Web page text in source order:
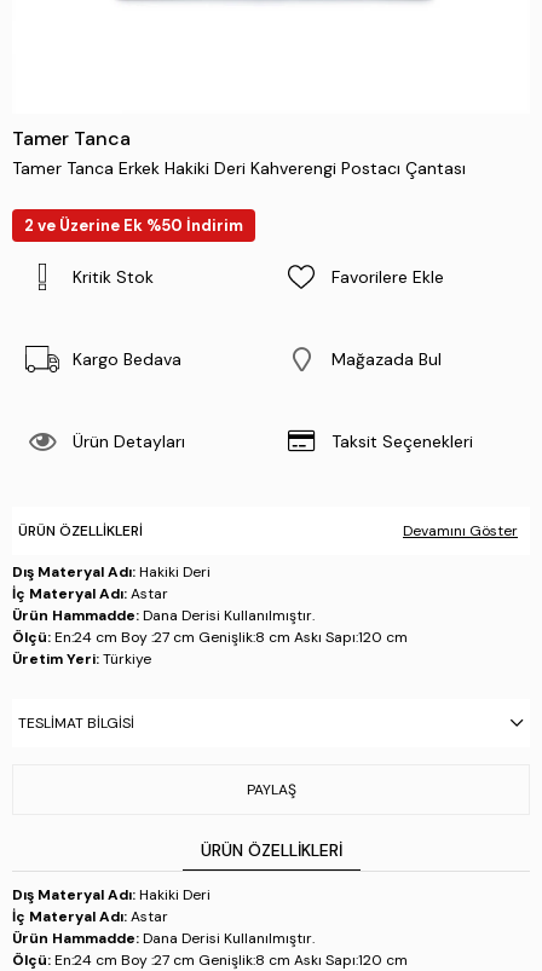
Tamer Tanca
Tamer Tanca Erkek Hakiki Deri Kahverengi Postacı Çantası
2 ve Üzerine Ek %50 İndirim
Kritik Stok Favorilere Ekle
Kargo Bedava Mağazada Bul
Ürün Detayları Taksit Seçenekleri
ÜRÜN ÖZELLIKLERI Devamını Göster
Dış Materyal Adı:Hakiki Deri
İç Materyal Adı:Astar
Ürün Hammadde:Dana Derisi Kullanılmıştır.
Ölçü:En:24 cm Boy :27 cm Genişlik:8 cm Askı Sapı:120 cm
Üretim Yeri:Türkiye
TESLIMAT BILGISI
PAYLAŞ
ÜRÜN ÖZELLIKLERI
Dış Materyal Adı:Hakiki Deri
İç Materyal Adı:Astar
Ürün Hammadde:Dana Derisi Kullanılmıştır.
Ölçü:En:24 cm Boy :27 cm Genişlik:8 cm Askı Sapı:120 cm